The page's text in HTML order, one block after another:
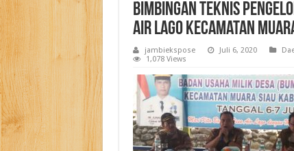
Bimbingan Teknis
Air lago kecamatan
jambiekspose Juli 6, 2020
1,078 Views